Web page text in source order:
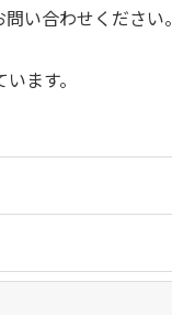
い合わせください。
ます。